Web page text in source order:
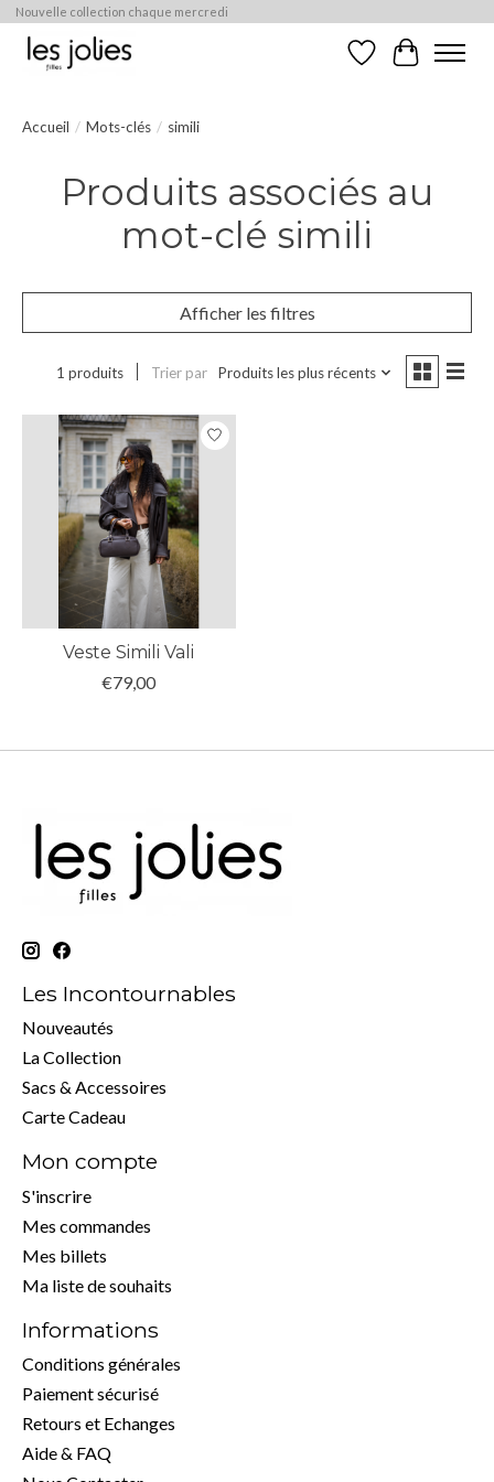
Nouvelle collection chaque mercredi
Liste de souhaits
Panier
Accueil / Mots-clés / simili
Produits associés au
mot-clé simili
Afficher les filtres
1 produits Trier par Produits les plus récents
Veste Simili Vali
€79,00
Les Incontournables
Nouveautés
La Collection
Sacs & Accessoires
Carte Cadeau
Mon compte
S'inscrire
Mes commandes
Mes billets
Ma liste de souhaits
Informations
Conditions générales
Paiement sécurisé
Retours et Echanges
Aide & FAQ